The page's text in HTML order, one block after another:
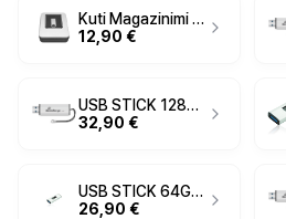
Kuti Magazinimi MediaRange BOX902 / për USB Flash Drive - Argjend
12,90 €
USB STICK 128GB USB 3.2 MEDIARANGE MR918 USB A / Micro USB
32,90 €
USB STICK 64GB MEDIARANGE MR917 3.2 Gen 1
26,90 €